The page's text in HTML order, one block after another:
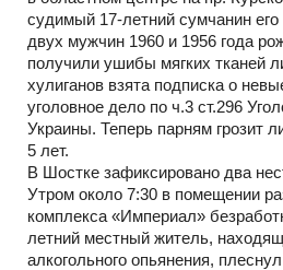
судимый 17-летний сумчанин его
двух мужчин 1960 и 1956 года
получили ушибы мягких тканей
хулиганов взята подписка о
уголовное дело по ч.3 ст.296
Украины. Теперь парням грозит
5 лет.
В Шостке зафиксировано два
Утром около 7:30 в помещении
комплекса «Империал»
летний местный житель,
алкогольного опьянения,